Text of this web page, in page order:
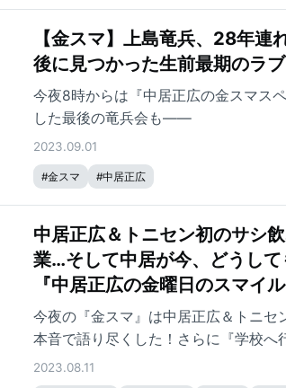
【金スマ】上島竜兵、28年
後に見つかった生前最期のラ
今夜8時からは『中居正広の金スマス
した最後の竜兵会も——
2023.09.01
#金スマ #中居正広
中居正広＆トニセン初のサシ
業…そして中居が今、どうし
『中居正広の金曜日のスマイル
今夜の『金スマ』は中居正広＆トニ
本音で語り尽くした！さらに『学校
像を一挙大公開！
2023.08.11